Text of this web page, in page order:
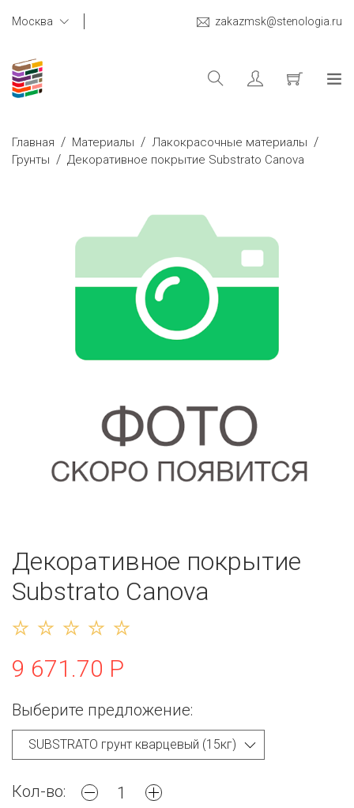
Москва zakazmsk@stenologia.ru
Главная / Материалы / Лакокрасочные материалы /
Грунты / Декоративное покрытие Substrato Canova
Декоративное покрытие
Substrato Canova
9 671.70 Р
Выберите предложение:
Кол-во: